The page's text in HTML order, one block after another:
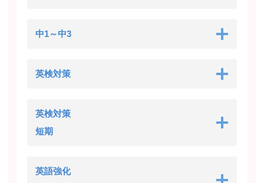
中1～中3
英検対策
英検対策
短期
英語強化